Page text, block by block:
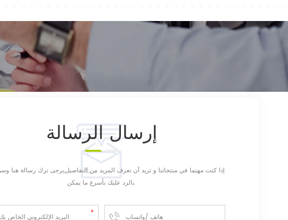
إرسالالرسالة
إذا كنت مهتما في منتجاتنا و تريد أن تعرف المزيد من التفاصيل,يرجى ترك رسالة هنا
بالرد عليك بأسرع ما يمكن.